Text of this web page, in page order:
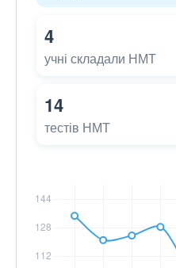
4
учні складали НМТ
14
тестів НМТ